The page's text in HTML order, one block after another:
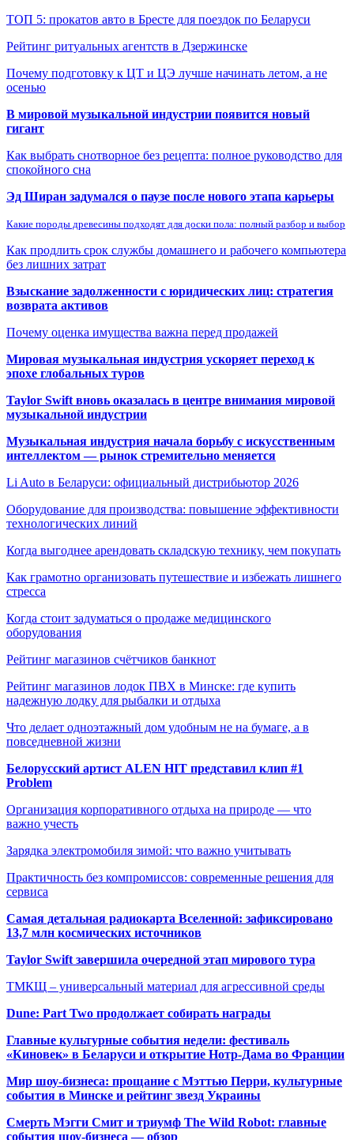
ТОП 5: прокатов авто в Бресте для поездок по Беларуси
Рейтинг ритуальных агентств в Дзержинске
Почему подготовку к ЦТ и ЦЭ лучше начинать летом, а не
осенью
В мировой музыкальной индустрии появится новый
гигант
Как выбрать снотворное без рецепта: полное руководство для
спокойного сна
Эд Ширан задумался о паузе после нового этапа карьеры
Какие породы древесины подходят для доски пола: полный разбор и выбор
Как продлить срок службы домашнего и рабочего компьютера
без лишних затрат
Взыскание задолженности с юридических лиц: стратегия
возврата активов
Почему оценка имущества важна перед продажей
Мировая музыкальная индустрия ускоряет переход к
эпохе глобальных туров
Taylor Swift вновь оказалась в центре внимания мировой
музыкальной индустрии
Музыкальная индустрия начала борьбу с искусственным
интеллектом — рынок стремительно меняется
Li Auto в Беларуси: официальный дистрибьютор 2026
Оборудование для производства: повышение эффективности
технологических линий
Когда выгоднее арендовать складскую технику, чем покупать
Как грамотно организовать путешествие и избежать лишнего
стресса
Когда стоит задуматься о продаже медицинского
оборудования
Рейтинг магазинов счётчиков банкнот
Рейтинг магазинов лодок ПВХ в Минске: где купить
надежную лодку для рыбалки и отдыха
Что делает одноэтажный дом удобным не на бумаге, а в
повседневной жизни
Белорусский артист ALEN HIT представил клип #1
Problem
Организация корпоративного отдыха на природе — что
важно учесть
Зарядка электромобиля зимой: что важно учитывать
Практичность без компромиссов: современные решения для
сервиса
Самая детальная радиокарта Вселенной: зафиксировано
13,7 млн космических источников
Taylor Swift завершила очередной этап мирового тура
ТМКЩ – универсальный материал для агрессивной среды
Dune: Part Two продолжает собирать награды
Главные культурные события недели: фестиваль
«Киновек» в Беларуси и открытие Нотр-Дама во Франции
Мир шоу-бизнеса: прощание с Мэттью Перри, культурные
события в Минске и рейтинг звезд Украины
Смерть Мэгги Смит и триумф The Wild Robot: главные
события шоу-бизнеса — обзор